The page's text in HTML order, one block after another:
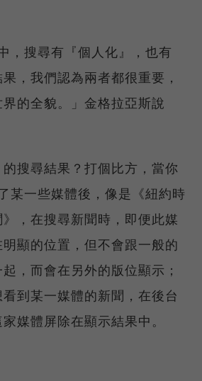
，搜尋有『個人化』，也有
果，我們認為兩者都很重要，
的全貌。」金格拉亞斯說
搜尋結果？打個比方，當你
某一些媒體後，像是《紐約時
，在搜尋新聞時，即便此媒
顯的位置，但不會跟一般的
，而會在另外的版位顯示；
到某一媒體的新聞，在後台
媒體屏除在顯示結果中。